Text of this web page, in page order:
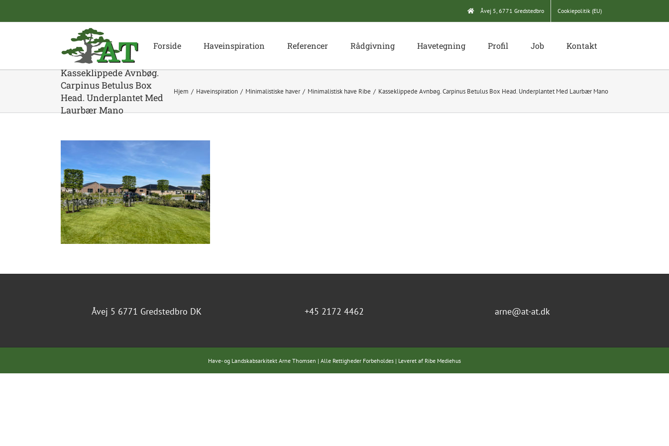
content
Åvej 5, 6771 Gredstedbro Cookiepolitik (EU)
Forside Haveinspiration Referencer Rådgivning Havetegning Profil Job Kontakt
Kasseklippede Avnbøg.
Carpinus Betulus Box
Head. Underplantet Med
Laurbær Mano
Hjem Haveinspiration Minimalistiske haver Minimalistisk have Ribe Kasseklippede Avnbøg. Carpinus Betulus Box Head. Underplantet Med Laurbær Mano
Åvej 5 6771 Gredstedbro DK +45 2172 4462 arne@at-at.dk
Have- og Landskabsarkitekt Arne Thomsen | Alle Rettigheder Forbeholdes | Leveret af Ribe Mediehus